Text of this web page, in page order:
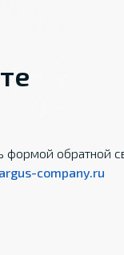
обратной
company.ru